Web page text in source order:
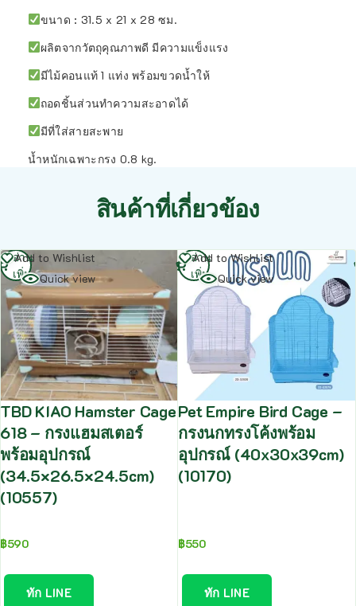
ขนาด : 31.5 x 21 x 28 ซม.
ผลิตจากวัตถุคุณภาพดี มีความแข็งแรง
มีไม้คอนแท้ 1 แท่ง พร้อมขวดน้ำให้
ถอดชิ้นส่วนทำความสะอาดได้
มีที่ใส่สายสะพาย
น้ำหนักเฉพาะกรง 0.8 kg.
สินค้าที่เกี่ยวข้อง
Add to Wishlist
Quick view
TBD KIAO Hamster Cage
618 – กรงแฮมสเตอร์
พร้อมอุปกรณ์
(34.5×26.5×24.5cm)
(10557)
฿590
ทัก LINE
อ่าน
เพิ่ม
Add to Wishlist
Quick view
Pet Empire Bird Cage –
กรงนกทรงโค้งพร้อม
อุปกรณ์ (40x30x39cm)
(10170)
฿550
ทัก LINE
อ่าน
เพิ่ม